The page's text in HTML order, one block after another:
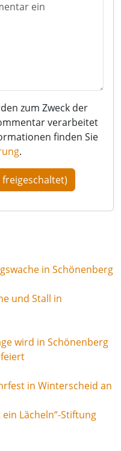
zum Zweck der
verarbeitet
finden Sie
.
in Schönenberg
und Stall in
wird in Schönenberg
in Winterscheid an
Lächeln“-Stiftung